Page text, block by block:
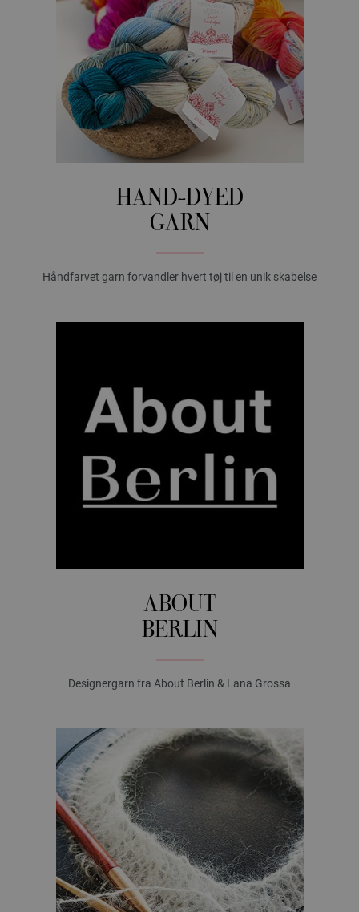
HAND-DYED
GARN
Håndfarvet garn forvandler hvert tøj til en unik skabelse
ABOUT
BERLIN
Designergarn fra About Berlin & Lana Grossa